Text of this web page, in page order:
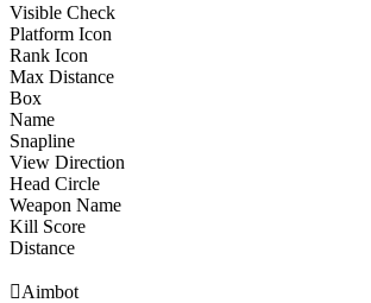
Visible Check
Platform Icon
Rank Icon
Max Distance
Box
Name
Snapline
View Direction
Head Circle
Weapon Name
Kill Score
Distance
Aimbot